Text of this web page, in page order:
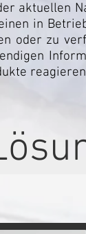
aktuellen
in
oder zu